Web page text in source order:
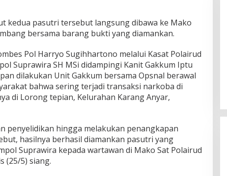
kedua pasutri tersebut langsung dibawa ke Mako
bersama barang bukti yang diamankan.
Pol Harryo Sugihhartono melalui Kasat Polairud
Suprawira SH MSi didampingi Kanit Gakkum Iptu
dilakukan Unit Gakkum bersama Opsnal berawal
bahwa sering terjadi transaksi narkoba di
di Lorong tepian, Kelurahan Karang Anyar,
penyelidikan hingga melakukan penangkapan
hasilnya berhasil diamankan pasutri yang
Suprawira kepada wartawan di Mako Sat Polairud
(25/5) siang.